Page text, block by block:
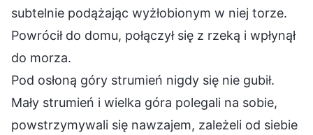
subtelnie podążając wyżłobionym w niej torze.
Powrócił do domu, połączył się z rzeką i wpłynął
do morza.
Pod osłoną góry strumień nigdy się nie gubił.
Mały strumień i wielka góra polegali na sobie,
powstrzymywali się nawzajem, zależeli od siebie